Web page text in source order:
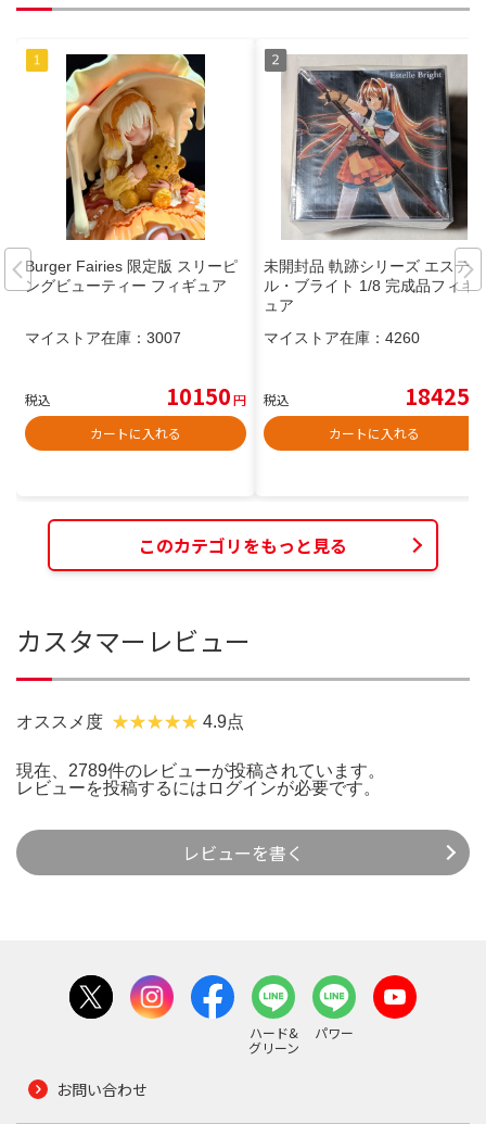
Burger Fairies 限定版 スリーピ
ングビューティー フィギュア
マイストア在庫： 3007
税込 10150円
カートに入れる
未開封品 軌跡シリーズ エステ
ル・ブライト 1/8 完成品フィギ
ュア
マイストア在庫： 4260
税込 18425
カートに入れる
このカテゴリをもっと見る
カスタマーレビュー
オススメ度 4.9点
現在、2789件のレビューが投稿されています。
レビューを投稿するには ログインが必要です。
レビューを書く
ハード&
グリーン
パワー
お問い合わせ